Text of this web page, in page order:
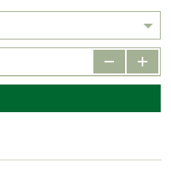
- +